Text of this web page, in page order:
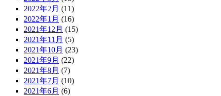
2022年2月 (11)
2022年1月 (16)
2021年12月 (15)
2021年11月 (5)
2021年10月 (23)
2021年9月 (22)
2021年8月 (7)
2021年7月 (10)
2021年6月 (6)